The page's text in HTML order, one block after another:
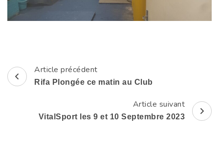
Navigation
Article précédent
Rifa Plongée ce matin au Club
Article suivant
VitalSport les 9 et 10 Septembre 2023